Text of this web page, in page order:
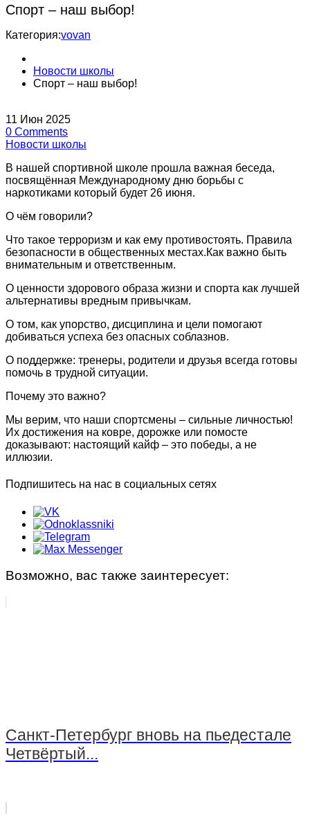
Спорт – наш выбор!
Категория:vovan
Новости школы
Спорт – наш выбор!
11 Июн 2025
0 Comments
Новости школы
В нашей спортивной школе прошла важная беседа,
посвящённая Международному дню борьбы с
наркотиками который будет 26 июня.
О чём говорили?
Что такое терроризм и как ему противостоять. Правила
безопасности в общественных местах.Как важно быть
внимательным и ответственным.
О ценности здорового образа жизни и спорта как лучшей
альтернативы вредным привычкам.
О том, как упорство, дисциплина и цели помогают
добиваться успеха без опасных соблазнов.
О поддержке: тренеры, родители и друзья всегда готовы
помочь в трудной ситуации.
Почему это важно?
Мы верим, что наши спортсмены – сильные личностью!
Их достижения на ковре, дорожке или помосте
доказывают: настоящий кайф – это победы, а не
иллюзии.
Подпишитесь на нас в социальных сетях
Возможно, вас также заинтересует:
Санкт-Петербург вновь на пьедестале
Четвёртый...